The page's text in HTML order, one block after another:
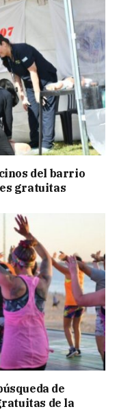
del barrio
gratuitas
de
de la